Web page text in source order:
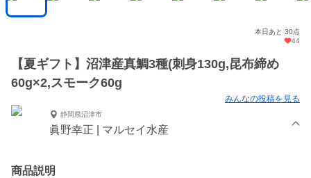
本日あと 30点
44
【夏ギフト】沼津産真鯛3種(刺身130g,昆布締め
60g×2,スモーク60g
みんなの投稿を見る
静岡県沼津市
眞野幸正 | マルセイ水産
商品説明